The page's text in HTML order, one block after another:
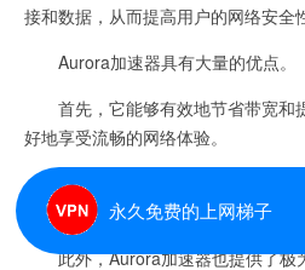
接和数据，从而提高用户的网络安全性
Aurora加速器具有大量的优点。
首先，它能够有效地节省带宽和
好地享受流畅的网络体验。
其次，它具有优秀的智能识别和
户选择最优化的网络加速方案，提高
此外，Aurora加速器也提供了极
永久免费的上网梯子